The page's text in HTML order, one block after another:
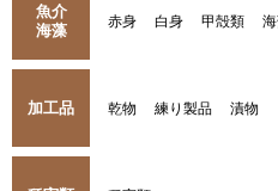
魚介
海藻
赤身 白身 甲殻類
加工品 乾物 練り製品 漬物